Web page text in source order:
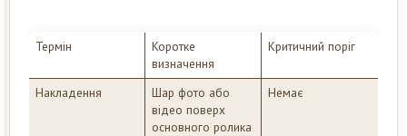
Термін
Коротке
визначення
Критичний поріг
Накладення
Шар фото або
відео поверх
основного ролика
Немає